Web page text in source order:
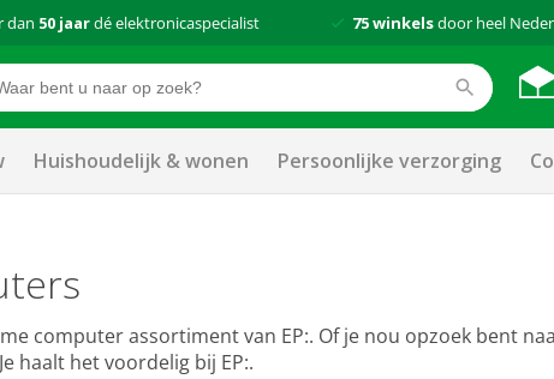
dan 50 jaardé elektronicaspecialist 75 winkelsdoor heel
Huishoudelijk & wonen Persoonlijke verzorging
computer assortiment van EP:. Of je nou opzoek bent
haalt het voordelig bij EP:.